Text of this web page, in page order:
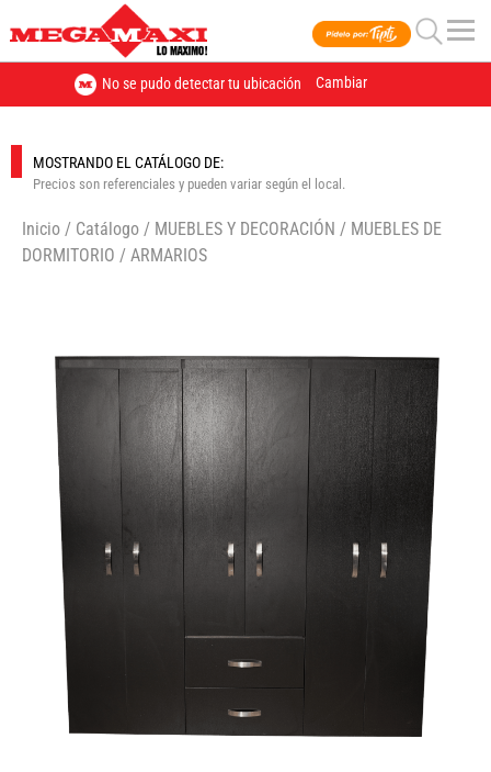
No se pudo detectar tu ubicación Cambiar
MOSTRANDO EL CATÁLOGO DE:
Precios son referenciales y pueden variar según el local.
Inicio / Catálogo / MUEBLES Y DECORACIÓN / MUEBLES DE
DORMITORIO / ARMARIOS